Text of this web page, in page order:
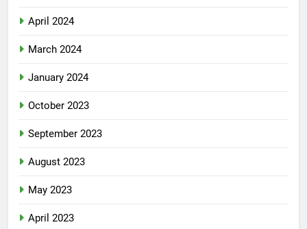
April 2024
March 2024
January 2024
October 2023
September 2023
August 2023
May 2023
April 2023